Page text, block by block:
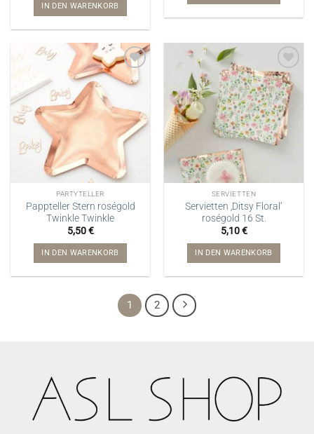
IN DEN WARENKORB
PARTYTELLER
Pappteller Stern roségold
Twinkle Twinkle
5,50€
IN DEN WARENKORB
SERVIETTEN
Servietten ‚Ditsy Floral‘
roségold 16 St.
5,10€
IN DEN WARENKORB
1 2